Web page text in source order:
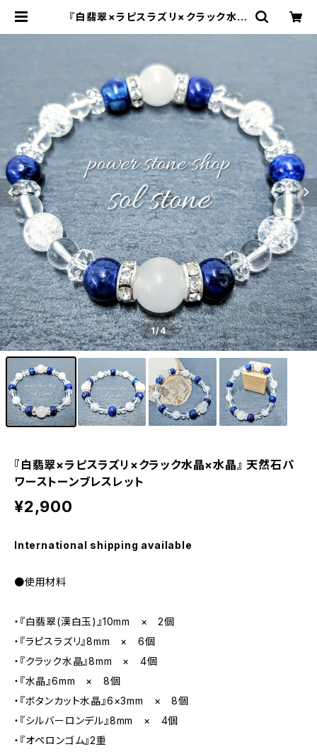
『白翡翠×ラピスラズリ×クラック水晶
1/4
『白翡翠×ラピスラズリ×クラック水晶×水晶』 天然石パ
ワーストーンブレスレット
¥2,900
International shipping available
●使用材料
・『白翡翠(漢白玉)』10mm × 2個
・『ラピスラズリ』8mm × 6個
・『クラック水晶』8mm × 4個
・『水晶』6mm × 8個
・『ボタンカット水晶』6×3mm × 8個
・『シルバーロンデル』8mm × 4個
・『オペロンゴム』2重